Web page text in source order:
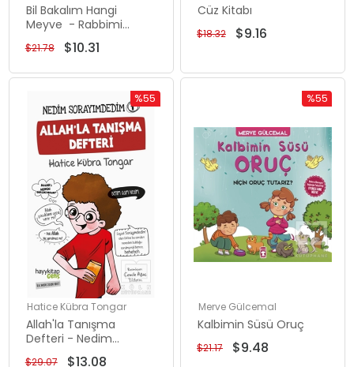
Bil Bakalım Hangi
Meyve - Rabbimi
Tanıyorum 1
$10.31
$21.78
Cüz Kitabı
$9.16
$18.32
Hatice Kübra Tongar
Allah'la Tanışma
Defteri - Nedim
Sorayımdedim 1
$13.08
$29.07
%55
Rabatt
%55Rabatt
Merve Gülcemal
Kalbimin Süsü Oruç
$9.48
$21.17
%55